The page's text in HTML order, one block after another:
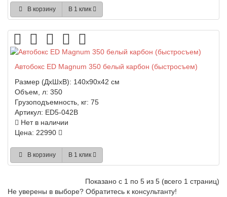
В корзину В 1 клик
Автобокс ED Magnum 350 белый карбон (быстросъем)
Размер (ДхШхВ): 140x90x42 см
Объем, л: 350
Грузоподъемность, кг: 75
Артикул: ED5-042B
Нет в наличии
Цена: 22990
В корзину В 1 клик
Показано с 1 по 5 из 5 (всего 1 страниц)
Не уверены в выборе? Обратитесь к консультанту!